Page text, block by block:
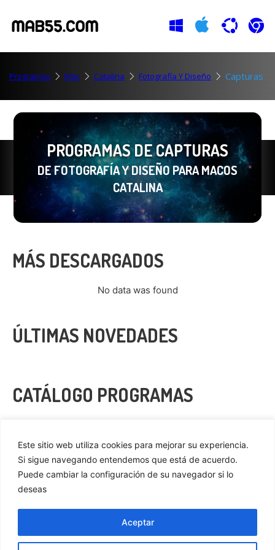
Este sitio web utiliza cookies para mejorar su experiencia.
Si sigue navegando entendemos que está de acuerdo.
Puede cambiar la configuración de su navegador si lo
deseas
Aceptar
Programas Mac Catalina Fotografía Y Diseño Capturas
PROGRAMAS DE CAPTURAS
DE FOTOGRAFÍA Y DISEÑO PARA MACOS
CATALINA
MÁS DESCARGADOS
No data was found
ÚLTIMAS NOVEDADES
CATÁLOGO PROGRAMAS
Cookies
Aviso Legal